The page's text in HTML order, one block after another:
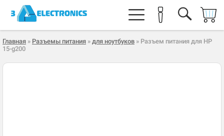
Главная » Разъемы питания » для ноутбуков » Разъем питания для HP
15-g200